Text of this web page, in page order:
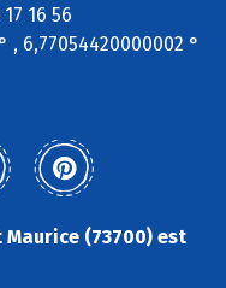
16 56
, 6,77054420000002 °
(73700) est